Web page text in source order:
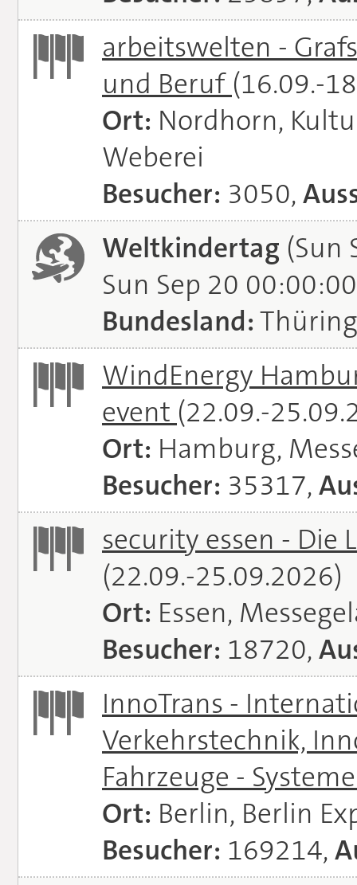
arbeitswelten -
und Beruf (16.09.-
Ort: Nordhorn,
Weberei
Besucher: 3050,
Weltkindertag (Sun
Sun Sep 20
Bundesland:
WindEnergy
event (22.09.-
Ort: Hamburg,
Besucher: 35317,
security essen - Die
(22.09.-25.09.2026)
Ort: Essen,
Besucher: 18720,
InnoTrans -
Verkehrstechnik,
Fahrzeuge -
Ort: Berlin, Berlin
Besucher: 169214,